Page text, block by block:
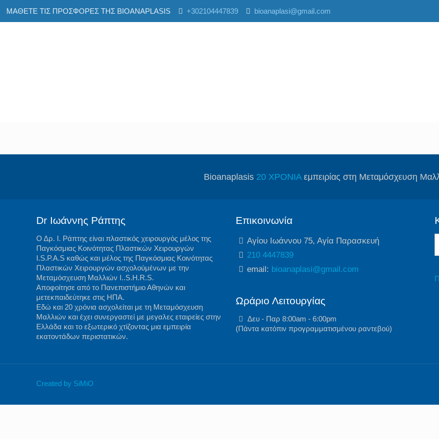
ΜΑΘΕΤΕ ΤΙΣ ΠΡΟΣΦΟΡΕΣ ΤΗΣ BIOANAPLASIS +302104447839 bioanaplasi@gmail.com
Βioanaplasis 20 ΧΡΟΝΙΑεμπειρίας στη Μεταμόσχευση
Dr Ιωάννης Ράπτης
Ο Δρ. Ι. Ράπτης είναι πλαστικός χειρουργός μέλος της
Παγκόσμιας Κοινότητας Πλαστικών Χειρουργών
I.S.P.A.S καθώς και μέλος της Παγκόσμιας Κοινότητας
Πλαστικών Χειρουργών ασχολούμένων με την
Μεταμόσχευση Μαλλιών I..S.H.R.S.
Αποφοίτησε από το Πανεπιστήμιο Αθηνών και
μετεκπαιδεύτηκε στις ΗΠΑ.
Εδώ και 20 χρόνια ασχολείται με τη Μεταμόσχευση
Μαλλιών και έχει συνεργαστεί με μεγαλες εταιρείες στην
Ελλάδα και το εξωτερικό χτίζοντας μια εμπειρία
εκατοντάδων περιστατικών.
Επικοινωνία
Αγίου Ιωάννου 75, Αγία Παρασκευή
210 4447839
email: bioanaplasi@gmail.com
Ωράριο Λειτουργίας
Δευ - Παρ 8:00am - 6:00pm
(Πάντα κατόπιν προγραμματισμένου ραντεβού)
Created by SiMiO